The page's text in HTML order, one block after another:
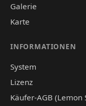
Galerie
Karte
INFORMATIONEN
System
Lizenz
Käufer-AGB (Lemon